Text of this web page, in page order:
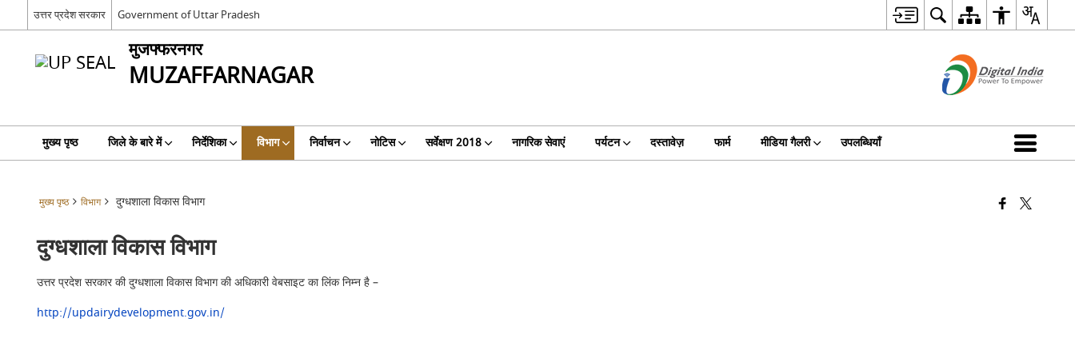
उत्तर प्रदेश सरकार Government of Uttar Pradesh
मुजफ्फरनगर
MUZAFFARNAGAR
मुख्य पृष्ठ जिले के बारे में निर्देशिका विभाग निर्वाचन नोटिस सर्वेक्षण 2018 नागरिक सेवाएं पर्यटन दस्तावेज़ फार्म मीडिया गैलरी उपलब्धियॉं
मुख्य पृष्ठ विभाग दुग्धशाला विकास विभाग
दुग्धशाला विकास विभाग
उत्तर प्रदेश सरकार की दुग्धशाला विकास विभाग की अधिकारी वेबसाइट का लिंक निम्न है –
http://updairydevelopment.gov.in/